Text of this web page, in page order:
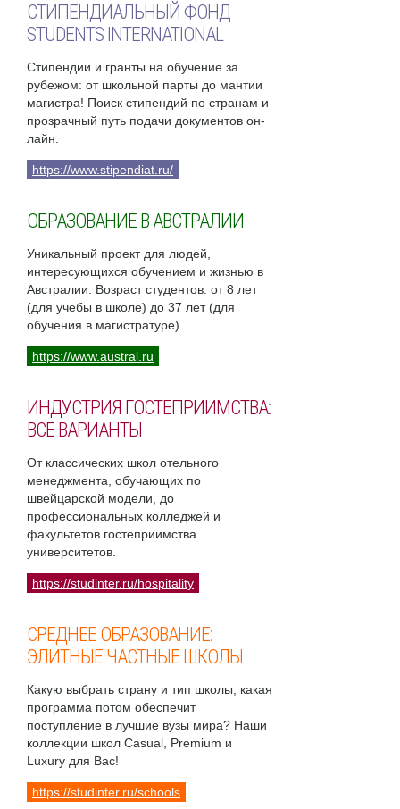
СТИПЕНДИАЛЬНЫЙ ФОНД
STUDENTS INTERNATIONAL
Стипендии и гранты на обучение за
рубежом: от школьной парты до мантии
магистра! Поиск стипендий по странам и
прозрачный путь подачи документов он-
лайн.
https://www.stipendiat.ru/
ОБРАЗОВАНИЕ В АВСТРАЛИИ
Уникальный проект для людей,
интересующихся обучением и жизнью в
Австралии. Возраст студентов: от 8 лет
(для учебы в школе) до 37 лет (для
обучения в магистратуре).
https://www.austral.ru
ИНДУСТРИЯ ГОСТЕПРИИМСТВА:
ВСЕ ВАРИАНТЫ
От классических школ отельного
менеджмента, обучающих по
швейцарской модели, до
профессиональных колледжей и
факультетов гостеприимства
университетов.
https://studinter.ru/hospitality
СРЕДНЕЕ ОБРАЗОВАНИЕ:
ЭЛИТНЫЕ ЧАСТНЫЕ ШКОЛЫ
Какую выбрать страну и тип школы, какая
программа потом обеспечит
поступление в лучшие вузы мира? Наши
коллекции школ Casual, Premium и
Luxury для Вас!
https://studinter.ru/schools